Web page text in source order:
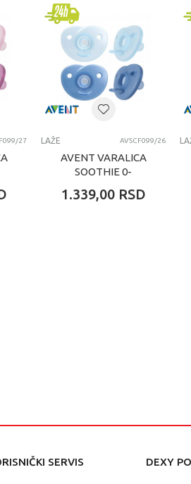
27 LAŽE AVSCF099/26
AVENT VARALICA
SOOTHIE 0-
1.339,00 RSD
SERVIS DEXY